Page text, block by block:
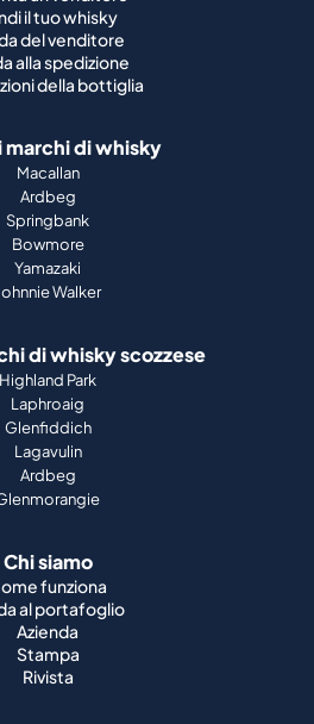
il tuo whisky
del venditore
alla spedizione
della bottiglia
marchi di whisky
Macallan
Ardbeg
Springbank
Bowmore
Yamazaki
Walker
di whisky scozzese
Highland Park
Laphroaig
Glenfiddich
Lagavulin
Ardbeg
Chi siamo
funziona
al portafoglio
Azienda
Stampa
Rivista